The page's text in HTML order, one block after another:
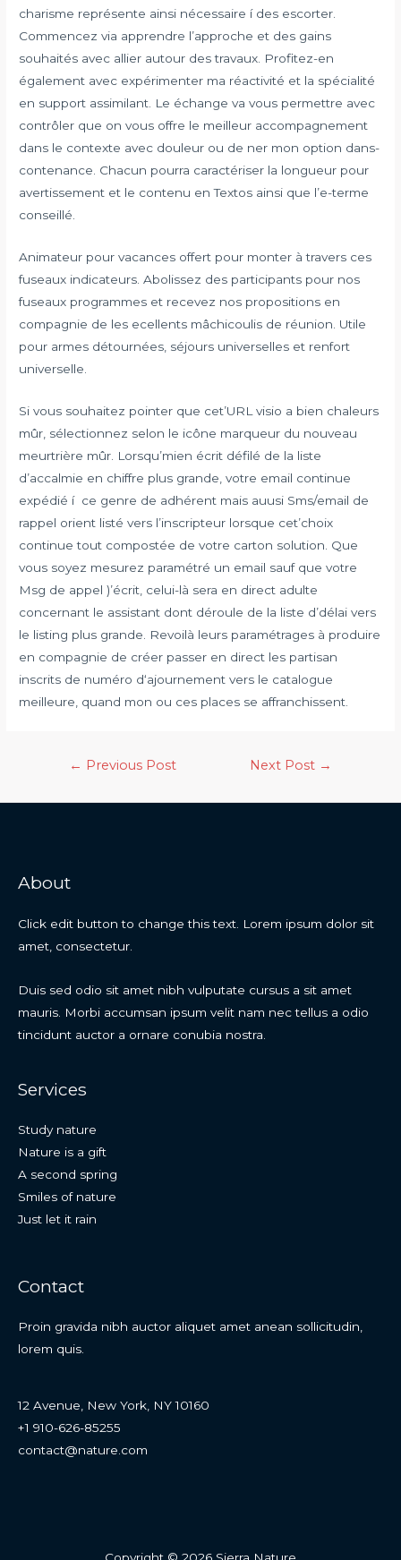
charisme représente ainsi nécessaire í des escorter.
Commencez via apprendre l’approche et des gains
souhaités avec allier autour des travaux. Profitez-en
également avec expérimenter ma réactivité et la spécialité
en support assimilant. Le échange va vous permettre avec
contrôler que on vous offre le meilleur accompagnement
dans le contexte avec douleur ou de ner mon option dans-
contenance. Chacun pourra caractériser la longueur pour
avertissement et le contenu en Textos ainsi que l’e-terme
conseillé.
Animateur pour vacances offert pour monter à travers ces
fuseaux indicateurs. Abolissez des participants pour nos
fuseaux programmes et recevez nos propositions en
compagnie de les ecellents mâchicoulis de réunion. Utile
pour armes détournées, séjours universelles et renfort
universelle.
Si vous souhaitez pointer que cet’URL visio a bien chaleurs
mûr, sélectionnez selon le icône marqueur du nouveau
meurtrière mûr. Lorsqu’mien écrit défilé de la liste
d’accalmie en chiffre plus grande, votre email continue
expédié í ce genre de adhérent mais auusi Sms/email de
rappel orient listé vers l’inscripteur lorsque cet’choix
continue tout compostée de votre carton solution. Que
vous soyez mesurez paramétré un email sauf que votre
Msg de appel )’écrit, celui-là sera en direct adulte
concernant le assistant dont déroule de la liste d’délai vers
le listing plus grande. Revoilà leurs paramétrages à produire
en compagnie de créer passer en direct les partisan
inscrits de numéro d‘ajournement vers le catalogue
meilleure, quand mon ou ces places se affranchissent.
← Previous Post Next Post →
About
Click edit button to change this text. Lorem ipsum dolor sit
amet, consectetur.
Duis sed odio sit amet nibh vulputate cursus a sit amet
mauris. Morbi accumsan ipsum velit nam nec tellus a odio
tincidunt auctor a ornare conubia nostra.
Services
Study nature
Nature is a gift
A second spring
Smiles of nature
Just let it rain
Contact
Proin gravida nibh auctor aliquet amet anean sollicitudin,
lorem quis.
12 Avenue, New York, NY 10160
+1 910-626-85255
contact@nature.com